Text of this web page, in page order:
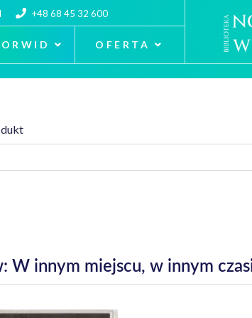
+48 68 45 32 600
OFERTA
W innym miejscu, w innym